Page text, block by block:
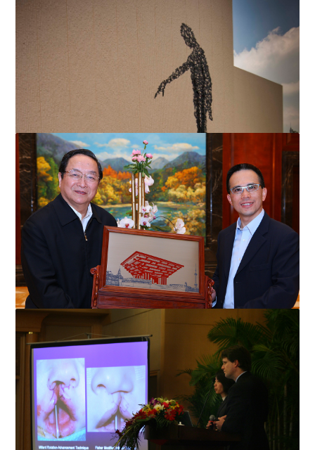
新圖書館
長和助建上海世博會中國館